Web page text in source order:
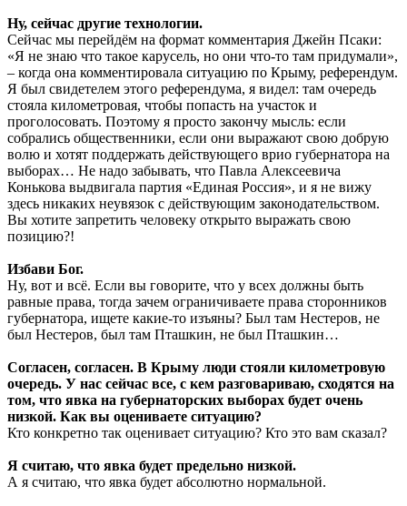
Ну, сейчас другие технологии.
Сейчас мы перейдём на формат комментария Джейн Псаки:
«Я не знаю что такое карусель, но они что-то там придумали»,
– когда она комментировала ситуацию по Крыму, референдум.
Я был свидетелем этого референдума, я видел: там очередь
стояла километровая, чтобы попасть на участок и
проголосовать. Поэтому я просто закончу мысль: если
собрались общественники, если они выражают свою добрую
волю и хотят поддержать действующего врио губернатора на
выборах… Не надо забывать, что Павла Алексеевича
Конькова выдвигала партия «Единая Россия», и я не вижу
здесь никаких неувязок с действующим законодательством.
Вы хотите запретить человеку открыто выражать свою
позицию?!
Избави Бог.
Ну, вот и всё. Если вы говорите, что у всех должны быть
равные права, тогда зачем ограничиваете права сторонников
губернатора, ищете какие-то изъяны? Был там Нестеров, не
был Нестеров, был там Пташкин, не был Пташкин…
Согласен, согласен. В Крыму люди стояли километровую
очередь. У нас сейчас все, с кем разговариваю, сходятся на
том, что явка на губернаторских выборах будет очень
низкой. Как вы оцениваете ситуацию?
Кто конкретно так оценивает ситуацию? Кто это вам сказал?
Я считаю, что явка будет предельно низкой.
А я считаю, что явка будет абсолютно нормальной.